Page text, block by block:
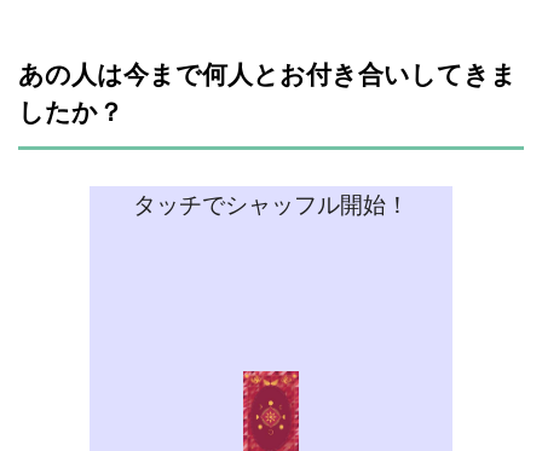
あの人は今まで何人とお付き合いしてきま
したか？
タッチでシャッフル開始！